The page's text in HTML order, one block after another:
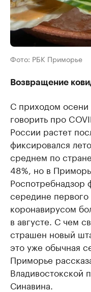
Фото: РБК Приморье
Возвращение
С приходом осени
говорить про
России растет
фиксировался
среднем по
48%, но в
Роспотребнадзор
середине
коронавирусом
в августе. С чем
страшен новый
это уже обычная
Приморье
Владивостокской
Синавина.